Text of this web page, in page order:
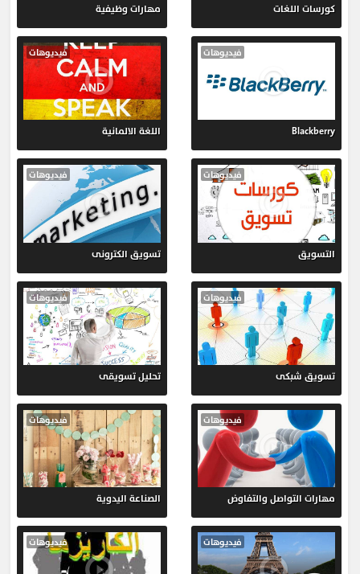
كورسات اللغات مهارات وظيفية
Blackberry
فيديوهات
اللغة الالمانية
فيديوهات
التسويق
فيديوهات
تسويق الكترونى
فيديوهات
تسويق شبكى
فيديوهات
تحليل تسويقى
فيديوهات
مهارات التواصل والتفاوض
فيديوهات
الصناعة اليدوية
فيديوهات
فيديوهات فيديوهات